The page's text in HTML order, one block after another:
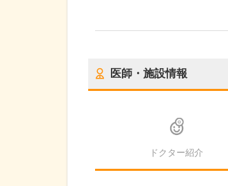
医師・施設情報
ドクター紹介